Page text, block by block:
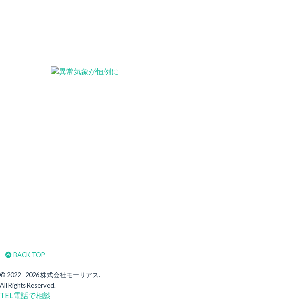
BACK TOP
© 2022 - 2026 株式会社モーリアス.
All Rights Reserved.
TEL 電話で相談